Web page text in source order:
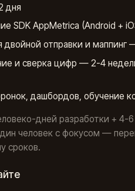
дня
SDK AppMetrica (Android +
двойной отправки и маппинг
и сверка цифр — 2-4
дашбордов, обучение
дней разработки + 4-
человек с фокусом —
сроков.